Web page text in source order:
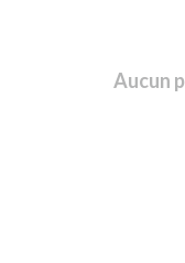
Aucun